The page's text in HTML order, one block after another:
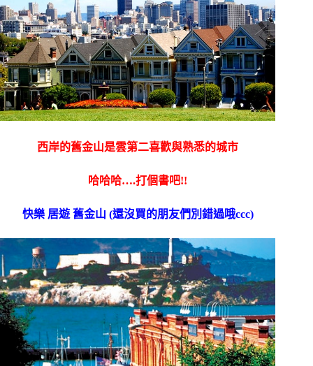
西岸的舊金山是雲第二喜歡與熟悉的城市
哈哈哈….打個書吧!!
快樂 居遊 舊金山 (還沒買的朋友們別錯過哦ccc)